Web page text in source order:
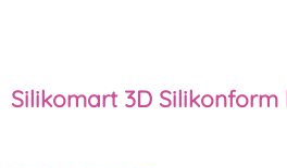
Silikomart 3D Silikonform